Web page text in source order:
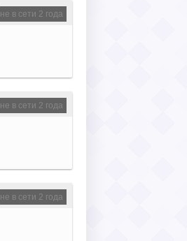
не в сети 2 года
не в сети 2 года
не в сети 2 года